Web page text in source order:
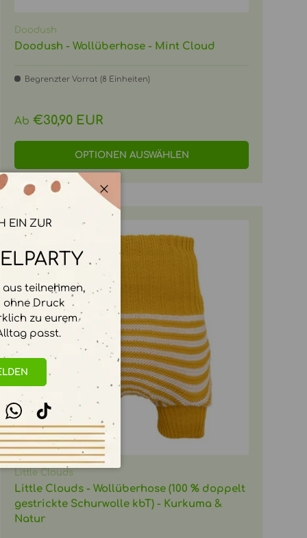
Doodush
Doodush - Wollüberhose - Mint Cloud
Begrenzter Vorrat (8 Einheiten)
Normaler Preis
Ab €30,90 EUR
OPTIONEN AUSWÄHLEN
Little Clouds
Little Clouds - Wollüberhose (100 % doppelt
gestrickte Schurwolle kbT) - Kurkuma &
Natur
Schließen
EIN ZUR
teilnehmen,
ohne Druck
zu eurem
passt.
WhatsApp
TikTok